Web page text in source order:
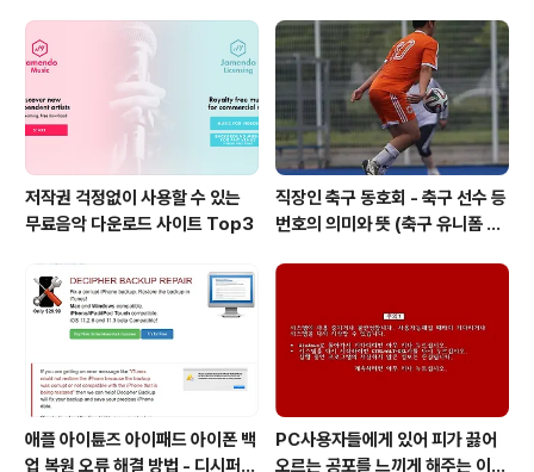
는 골뱅이 잡이... 맛조개 잡이를 다녀왔습니다. 원래 맛조
개는 호미로 모래를 걷어내고 맛조개 구멍에 "소금" 또는
"맛소금"을 살살 뿌리고 맛조개가 올라올때 잡는 방법이 정
석이지만.....
저작권 걱정없이 사용할 수 있는
무료음악 다운로드 사이트 Top3
직장인 축구 동호회 - 축구 선수 등
번호의 의미와 뜻 (축구 유니폼 번
애플 아이튠즈 아이패드 아이폰 백
업 복원 오류 해결 방법 - 디시퍼
PC사용자들에게 있어 피가 끓어
오르는 공포를 느끼게 해주는 이